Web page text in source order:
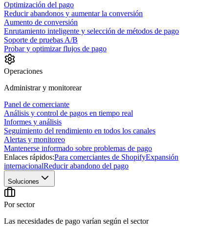
Optimización del pago
Reducir abandonos y aumentar la conversión
Aumento de conversión
Enrutamiento inteligente y selección de métodos de pago
Soporte de pruebas A/B
Probar y optimizar flujos de pago
Operaciones
Administrar y monitorear
Panel de comerciante
Análisis y control de pagos en tiempo real
Informes y análisis
Seguimiento del rendimiento en todos los canales
Alertas y monitoreo
Mantenerse informado sobre problemas de pago
Enlaces rápidos:Para comerciantes de ShopifyExpansión
internacionalReducir abandono del pago
Soluciones
Por sector
Las necesidades de pago varían según el sector